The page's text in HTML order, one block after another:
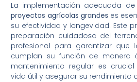
La implementación adecuada de
proyectos agrícolas grandes es
su efectividad y longevidad. Este
preparación cuidadosa del
profesional para garantizar que
cumplan su función de manera
mantenimiento regular es
vida útil y asegurar su rendimiento